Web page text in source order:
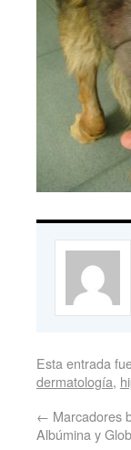
Esta entrada
dermatología,
← Marcadores
Albúmina y